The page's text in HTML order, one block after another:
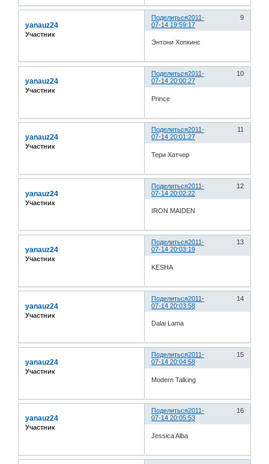
Поделиться 9
2011-
07-14 19:59:17
yanauz24
Участник
Энтони Хопкинс
Поделиться 10
2011-
07-14 20:00:27
yanauz24
Участник
Prince
Поделиться 11
2011-
07-14 20:01:27
yanauz24
Участник
Тери Хатчер
Поделиться 12
2011-
07-14 20:02:22
yanauz24
Участник
IRON MAIDEN
Поделиться 13
2011-
07-14 20:03:19
yanauz24
Участник
KESHA
Поделиться 14
2011-
07-14 20:03:58
yanauz24
Участник
Dalai Lama
Поделиться 15
2011-
07-14 20:04:58
yanauz24
Участник
Modern Talking
Поделиться 16
2011-
07-14 20:05:53
yanauz24
Участник
Jessica Alba